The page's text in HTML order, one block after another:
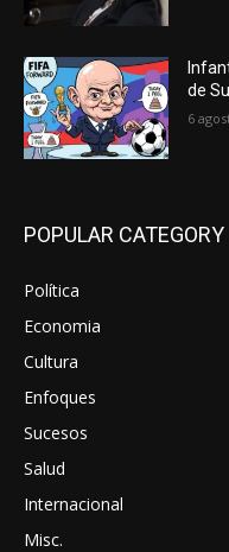
de
6
POPULAR CATEGORY
Política
Economia
Cultura
Enfoques
Sucesos
Salud
Internacional
Misc.